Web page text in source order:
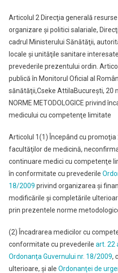
Articolul 2 Direcţia generală
organizare şi politici salariale,
cadrul Ministerului Sănătăţii,
locale şi unităţile sanitare
prevederile prezentului ordin.
publică în Monitorul Oficial al
sănătăţii,Cseke AttilaBucureşti, 20
NORME METODOLOGICE privind
medicului cu competenţe limitate
Articolul 1(1) Începând cu
facultăţilor de medicină,
continuare medici cu competenţe
în conformitate cu prevederile
18/2009 privind organizarea şi
modificările şi completările
prin prezentele norme
(2) Încadrarea medicilor cu
conformitate cu prevederile art. 22
Ordonanţa Guvernului nr. 18/2009,
ulterioare, şi ale Ordonanţei de